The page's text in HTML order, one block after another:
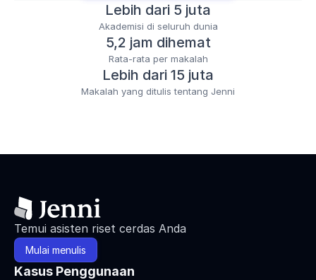
Lebih dari 5 juta
Akademisi di seluruh dunia
5,2 jam dihemat
Rata-rata per makalah
Lebih dari 15 juta
Makalah yang ditulis tentang Jenni
Temui asisten riset cerdas Anda
Mulai menulis
Kasus Penggunaan